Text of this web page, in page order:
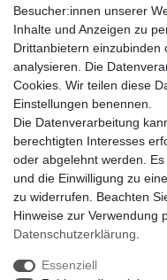
Anfragen von Herstellern
Sie sind Lampen-
der Schweiz?
Kontaktieren Sie uns per
Schweiz
Newsletter
Newsletter
Hiermit bestätige ich, dass ich
Einwilligung kann ich jederzeit
Besucher:innen unserer
Inhalte und Anzeigen zu
Drittanbietern einzubinden
analysieren. Die
Cookies. Wir teilen diese
Einstellungen benennen.
Die Datenverarbeitung
berechtigten Interesses
oder abgelehnt werden.
und die Einwilligung zu
zu widerrufen. Beachten
Hinweise zur Verwendung
Daten­schutz­erklärung
Essenziell